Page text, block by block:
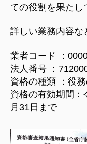
業
サ
ポ
ト
し
ま
す
ての役割を果たし
詳しい業務内容な
業者コード ：
法人番号 ：
資格の種類 ：役
資格の有効期間
月31日まで